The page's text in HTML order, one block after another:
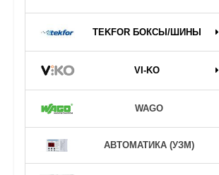
TEKFOR БОКСЫ/ШИНЫ
VI-KO
WAGO
АВТОМАТИКА (УЗМ)